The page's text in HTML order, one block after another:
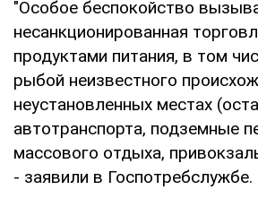
"Особое беспокойство
несанкционированная
продуктами питания, в том
рыбой неизвестного
неустановленных местах
автотранспорта, подземные
массового отдыха,
- заявили в Госпотребслужбе.